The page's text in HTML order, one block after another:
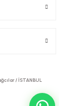
/ İSTANBUL